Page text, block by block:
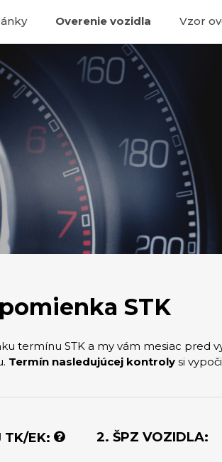
Overenie vozidla Vzor
STK
termínu STK a my vám mesiac pred
Termín nasledujúcej kontroly si
TK/EK: 2. ŠPZ VOZIDLA: